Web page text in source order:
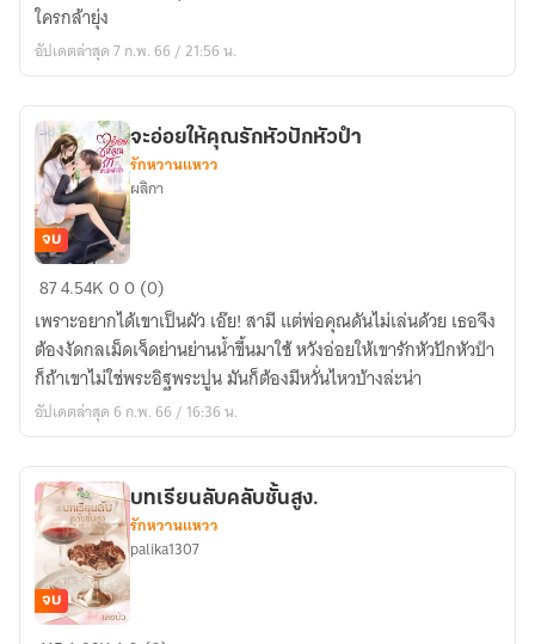
ใครกล้ายุ่ง
อัปเดตล่าสุด 7 ก.พ. 66 / 21:56 น.
จะ
ให้
คุณ
รัก
หัว
หัว
ปำ
จบ
จะอ่อยให้คุณรักหัวปักหัวปำ
รักหวานแหวว
ผลิกา
874.54K00 (0)
เพราะอยากได้เขาเป็นผัว เอ๊ย! สามี แต่พ่อคุณดันไม่เล่นด้วย เธอจึง
ต้องงัดกลเม็ดเจ็ดย่านย่านน้ำขึ้นมาใช้ หวังอ่อยให้เขารักหัวปักหัวปำ
ก็ถ้าเขาไม่ใช่พระอิฐพระปูน มันก็ต้องมีหวั่นไหวบ้างล่ะน่า
อัปเดตล่าสุด 6 ก.พ. 66 / 16:36 น.
จบ
บทเรียนลับคลับชั้นสูง.
รักหวานแหวว
palika1307